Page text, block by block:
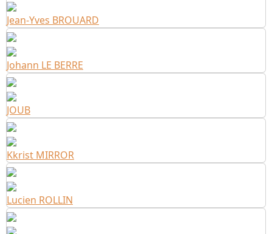
Jean-Yves BROUARD
Johann LE BERRE
JOUB
Kkrist MIRROR
Lucien ROLLIN